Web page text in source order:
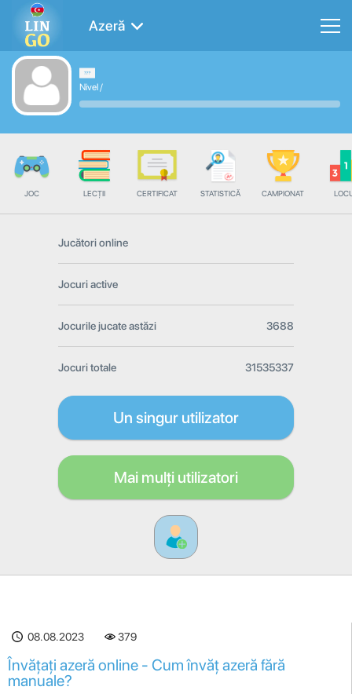
Azeră
Nivel/
JOC LECȚII CERTIFICAT STATISTICĂ CAMPIONAT
Jucători online
Jocuri active
Jocurile jucate astăzi 3688
Jocuri totale 31535337
Un singur utilizator
Mai mulți utilizatori
08.08.2023 379
Învățați azeră online - Cum învăț azeră fără
manuale?